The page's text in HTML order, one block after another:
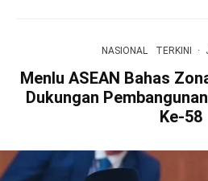
NASIONAL TERKINI ·
Menlu ASEAN Bahas
Dukungan
Ke-58